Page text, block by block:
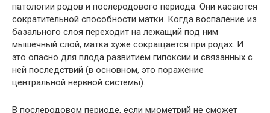
патологии родов и послеродового периода. Они касаются
сократительной способности матки. Когда воспаление из
базального слоя переходит на лежащий под ним
мышечный слой, матка хуже сокращается при родах. И
это опасно для плода развитием гипоксии и связанных с
ней последствий (в основном, это поражение
центральной нервной системы).
В послеродовом периоде, если миометрий не сможет